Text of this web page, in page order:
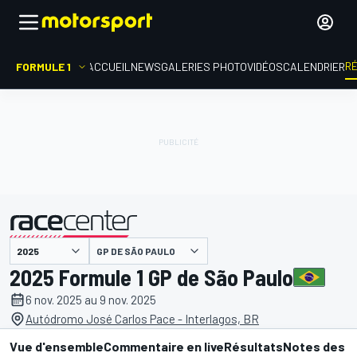
FORMULE 1 ACCUEIL NEWSGALERIES PHOTOVIDÉOSCALENDRIER
présenté par GP DE SÃO PAULO
2025 Formule 1 GP de São Paulo
6 nov. 2025 au 9 nov. 2025
Autódromo José Carlos Pace - Interlagos, BR
Vue d'ensembleCommentaire en liveRésultatsNotes des